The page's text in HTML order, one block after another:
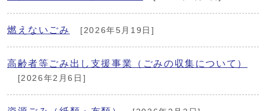
燃えないごみ [2026年5月19日]
高齢者等ごみ出し支援事業（ごみの収集について）
[2026年2月6日]